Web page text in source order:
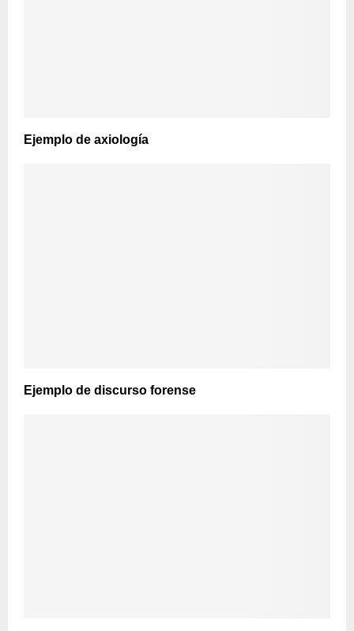
Ejemplo de axiología
Ejemplo de discurso forense